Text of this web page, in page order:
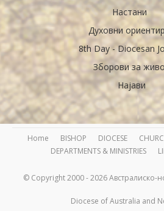
Настани
Духовни
8th Day - Diocesan
Зборови за
Најави
Home BISHOP DIOCESE
DEPARTMENTS & MINISTRIES
© Copyright 2000 - 2026 Австралиско-
Diocese of Australia and